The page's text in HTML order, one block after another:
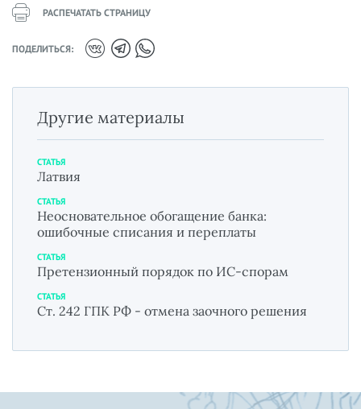
РАСПЕЧАТАТЬ СТРАНИЦУ
ПОДЕЛИТЬСЯ:
Другие материалы
СТАТЬЯ
Латвия
СТАТЬЯ
Неосновательное обогащение банка:
ошибочные списания и переплаты
СТАТЬЯ
Претензионный порядок по ИС-спорам
СТАТЬЯ
Ст. 242 ГПК РФ - отмена заочного решения